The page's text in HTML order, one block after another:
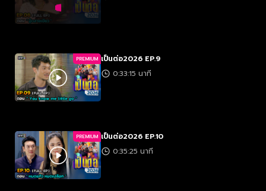
PREMIUM เป็นต่อ2026 EP.9
0:33:15 นาที
PREMIUM เป็นต่อ2026 EP.10
0:35:25 นาที